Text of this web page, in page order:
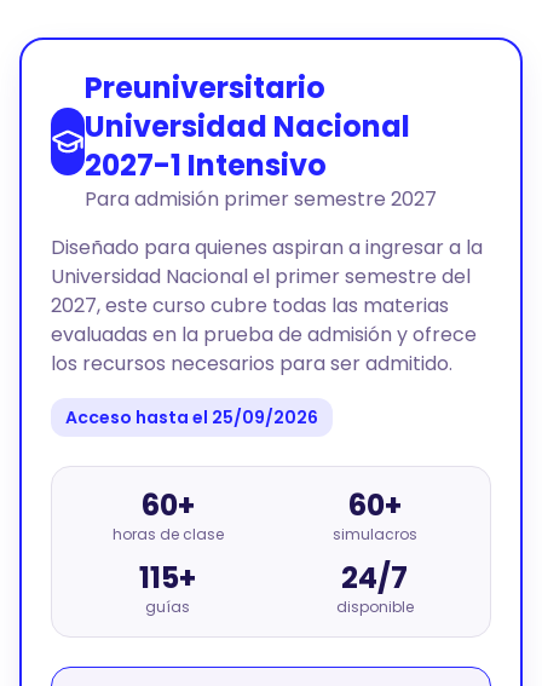
Preuniversitario
Universidad Nacional
2027-1 Intensivo
Para admisión primer semestre 2027
Diseñado para quienes aspiran a ingresar a la
Universidad Nacional el primer semestre del
2027, este curso cubre todas las materias
evaluadas en la prueba de admisión y ofrece
los recursos necesarios para ser admitido.
Acceso hasta el 25/09/2026
60+
horas de clase
60+
simulacros
115+
guías
24/7
disponible